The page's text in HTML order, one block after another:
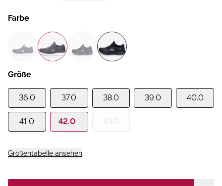
Farbe
Größe
36.0 37.0 38.0 39.0 40.0
41.0 42.0 43.0
Größentabelle ansehen